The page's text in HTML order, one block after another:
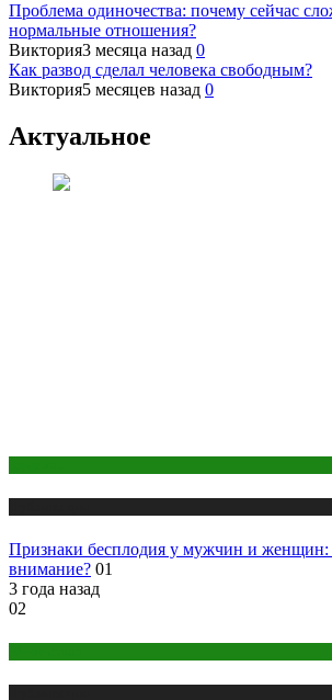
Проблема одиночества: почему сейчас
нормальные отношения?
Виктория3 месяца назад 0
Как развод сделал человека свободным?
Виктория5 месяцев назад 0
Актуальное
Признаки бесплодия у мужчин и женщин:
внимание? 01
3 года назад
02